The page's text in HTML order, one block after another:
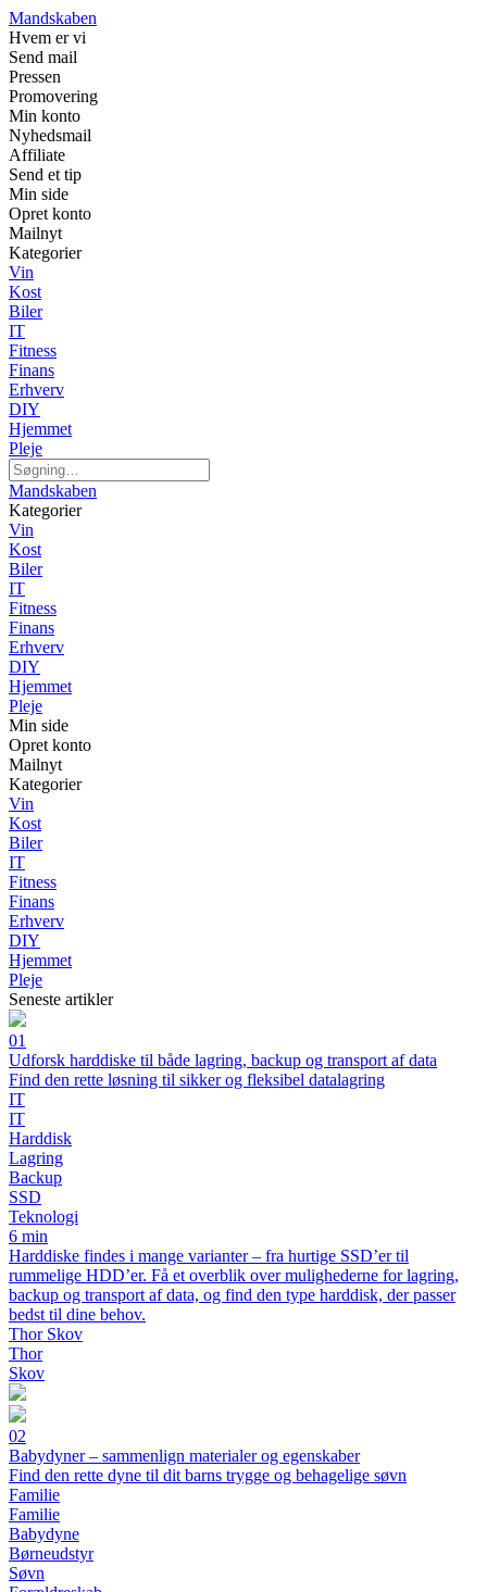
Mandskaben
Hvem er vi
Send mail
Pressen
Promovering
Min konto
Nyhedsmail
Affiliate
Send et tip
Min side
Opret konto
Mailnyt
Kategorier
Vin
Kost
Biler
IT
Fitness
Finans
Erhverv
DIY
Hjemmet
Pleje
Mandskaben
Kategorier
Vin
Kost
Biler
IT
Fitness
Finans
Erhverv
DIY
Hjemmet
Pleje
Min side
Opret konto
Mailnyt
Kategorier
Vin
Kost
Biler
IT
Fitness
Finans
Erhverv
DIY
Hjemmet
Pleje
Seneste artikler
01
Udforsk harddiske til både lagring, backup og transport af data
Find den rette løsning til sikker og fleksibel datalagring
IT
IT
Harddisk
Lagring
Backup
SSD
Teknologi
6 min
Harddiske findes i mange varianter – fra hurtige SSD’er til
rummelige HDD’er. Få et overblik over mulighederne for lagring,
backup og transport af data, og find den type harddisk, der passer
bedst til dine behov.
Thor Skov
Thor
Skov
02
Babydyner – sammenlign materialer og egenskaber
Find den rette dyne til dit barns trygge og behagelige søvn
Familie
Familie
Babydyne
Børneudstyr
Søvn